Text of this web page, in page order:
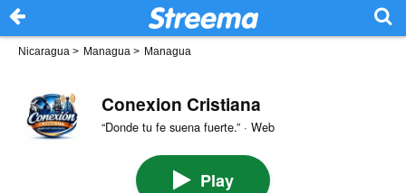
Nicaragua > Managua > Managua
Conexion Cristiana
“Donde tu fe suena fuerte.” · Web
Play